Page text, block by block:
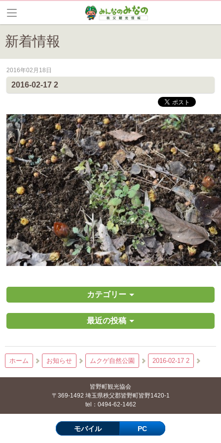
新着情報
皆野町のイベントやお祭り、花情報等の最新情報や観光協会会員情報
2016年02月18日
2016-02-17 2
カテゴリー
最近の投稿
ホーム お知らせ ムクゲ自然公園 2016-02-17 2
皆野町観光協会
〒369-1492 埼玉県秩父郡皆野町皆野1420-1
tel：0494-62-1462
モバイル PC